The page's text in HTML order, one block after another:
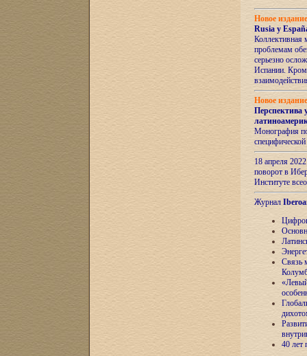
Новое
Rusia y
Коллективная
проблемам
серьезно
Испании.
Новое
Перспектива
Монография
18 апреля
поворот в
Институте
Журнал
Связь
40 лет